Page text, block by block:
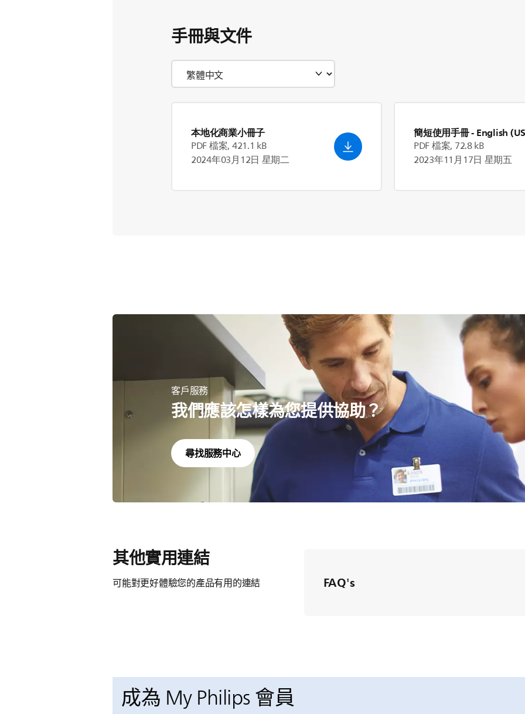
手冊與文件
本地化商業小冊子
PDF 檔案, 421.1 kB
2024年03月12日 星期二
簡短使用手冊- English
PDF 檔案, 72.8 kB
2023年11月17日 星期五
客戶服務
我們應該怎樣為您提供協助？
尋找服務中心
其他實用連結
可能對更好體驗您的產品有用的連結 FAQ's
成為 My Philips 會員